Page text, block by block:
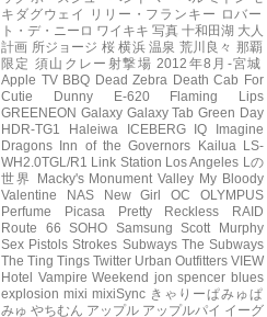
キダグウェイ
リリー・フランキー
ロバー
ト・デ・ニーロ ワイキキ 写真 十和田湖 大人
計画 所ジョージ 桜 横浜 温泉 荒川良々 那覇
限定 須山クレー射撃場 2012年8月-宮城
Apple TV BBQ Dead Zebra
Death Cab For
Cutie
Dunny E-620
Flaming Lips
GREENEON Galaxy Galaxy Tab Green Day
HDR-TG1
Haleiwa ICEBERG IQ
Imagine
Dragons
Inn of the Governors Kailua
LS-
WH2.0TGL/R1
Link Station Los Angeles
Lの
世界
Macky's Monument Valley My Bloody
Valentine
NAS New Girl OC
OLYMPUS
Perfume
Picasa Pretty Reckless
RAID
Route 66
SOHO Samsung
Scott Murphy
Sex Pistols Strokes Subways The Subways
The Ting Tings Twitter Urban Outfitters VIEW
Hotel
Vampire Weekend jon spencer blues
explosion mixi mixiSync きゃりーぱみゅぱ
みゅ やちむん アップル アップルパイ イーグ